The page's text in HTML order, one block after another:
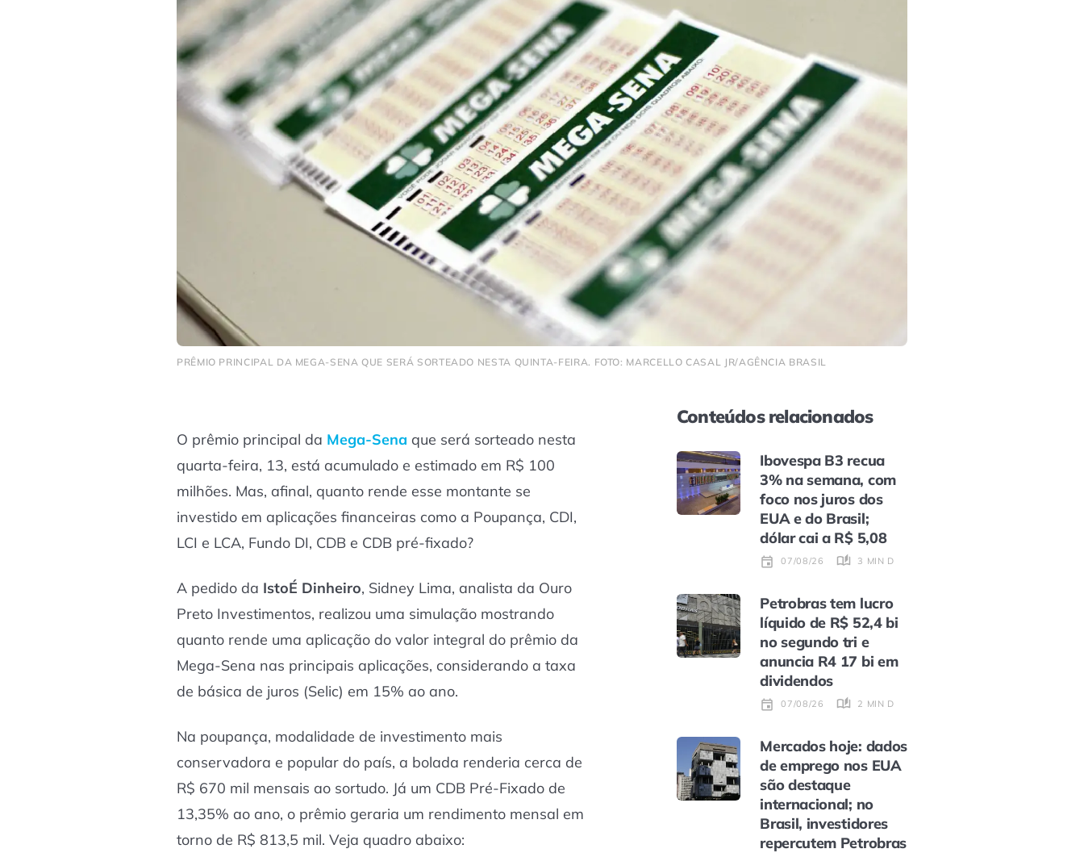
PRÊMIO PRINCIPAL DA MEGA-SENA QUE SERÁ SORTEADO NESTA QUINTA-FEIRA. FOTO: MARCELLO CASAL JR/AGÊNCIA BRASIL
O prêmio principal da Mega-Sena que será sorteado nesta
quarta-feira, 13, está acumulado e estimado em R$ 100
milhões. Mas, afinal, quanto rende esse montante se
investido em aplicações financeiras como a Poupança, CDI,
LCI e LCA, Fundo DI, CDB e CDB pré-fixado?
A pedido da IstoÉ Dinheiro, Sidney Lima, analista da Ouro
Preto Investimentos, realizou uma simulação mostrando
quanto rende uma aplicação do valor integral do prêmio da
Mega-Sena nas principais aplicações, considerando a taxa
de básica de juros (Selic) em 15% ao ano.
Na poupança, modalidade de investimento mais
conservadora e popular do país, a bolada renderia cerca de
R$ 670 mil mensais ao sortudo. Já um CDB Pré-Fixado de
13,35% ao ano, o prêmio geraria um rendimento mensal em
torno de R$ 813,5 mil. Veja quadro abaixo:
Conteúdos relacionados
Ibovespa B3 recua
3% na semana, com
foco nos juros dos
EUA e do Brasil;
dólar cai a R$ 5,08
07/08/26 3 MIN DE LEITURA
Petrobras tem lucro
líquido de R$ 52,4 bi
no segundo tri e
anuncia R4 17 bi em
dividendos
07/08/26 2 MIN DE LEITURA
Mercados hoje: dados
de emprego nos EUA
são destaque
internacional; no
Brasil, investidores
repercutem Petrobras